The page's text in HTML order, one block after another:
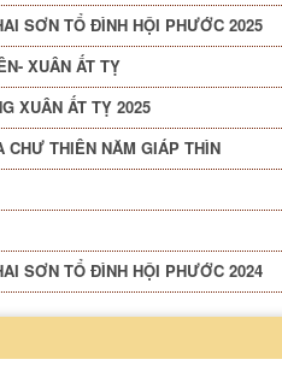
SƠN TỔ ĐÌNH HỘI PHƯỚC 2025
XUÂN ẤT TỴ
XUÂN ẤT TỴ 2025
CHƯ THIÊN NĂM GIÁP THÌN
SƠN TỔ ĐÌNH HỘI PHƯỚC 2024